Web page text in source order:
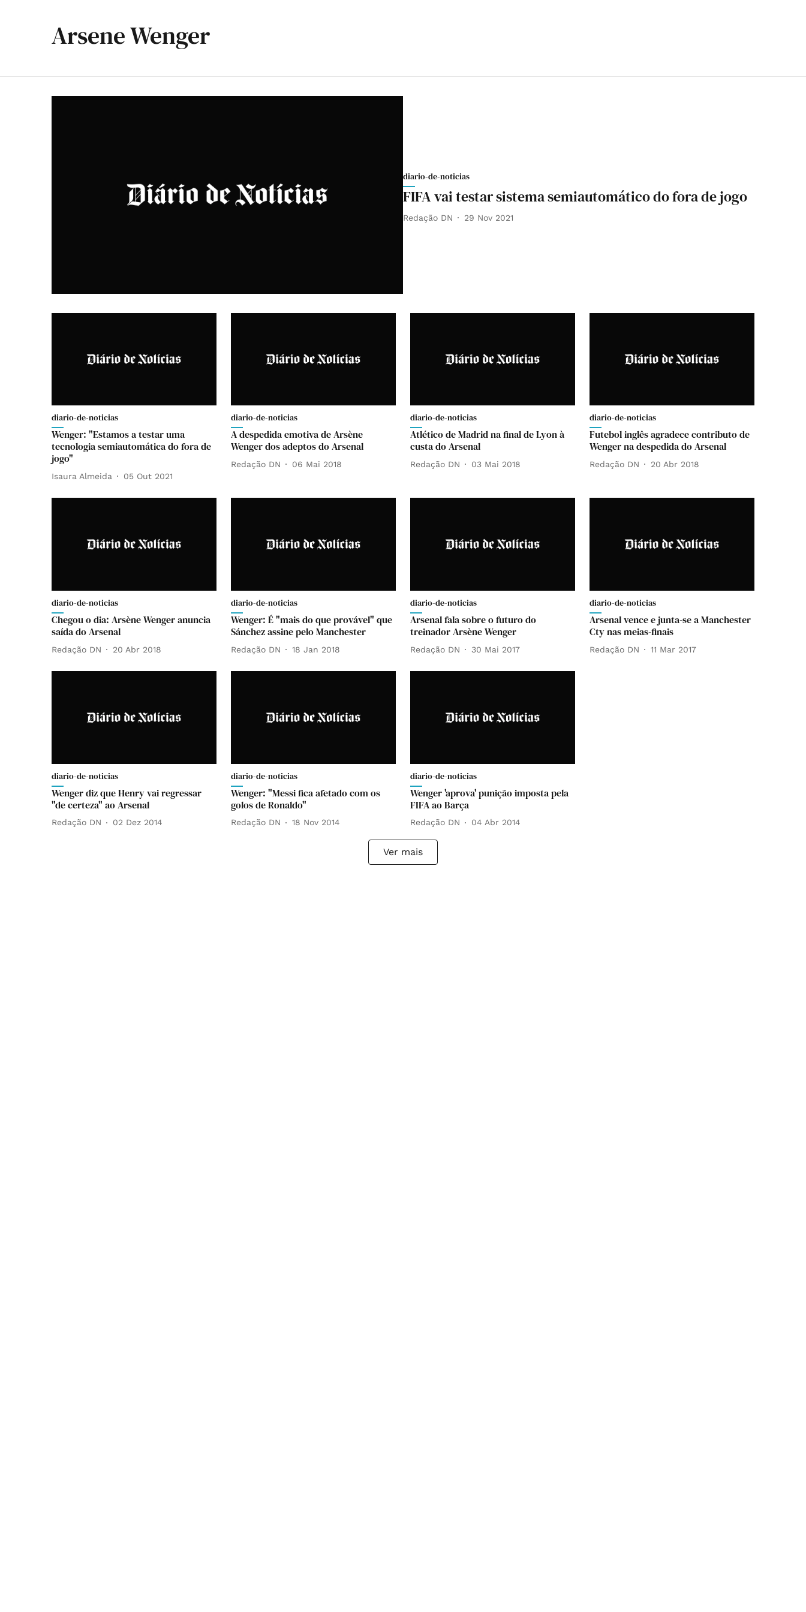
Arsene Wenger
diario-de-noticias
FIFA vai testar sistema semiautomático do fora de jogo
Redação DN 29 Nov 2021
diario-de-noticias
Wenger: "Estamos a testar uma
tecnologia semiautomática do fora de
jogo"
Isaura Almeida 05 Out 2021
diario-de-noticias
A despedida emotiva de Arsène
Wenger dos adeptos do Arsenal
Redação DN 06 Mai 2018
diario-de-noticias
Atlético de Madrid na final de Lyon à
custa do Arsenal
Redação DN 03 Mai 2018
diario-de-noticias
Futebol inglês agradece contributo de
Wenger na despedida do Arsenal
Redação DN 20 Abr 2018
diario-de-noticias
Chegou o dia: Arsène Wenger anuncia
saída do Arsenal
Redação DN 20 Abr 2018
diario-de-noticias
Wenger: É "mais do que provável" que
Sánchez assine pelo Manchester
Redação DN 18 Jan 2018
diario-de-noticias
Arsenal fala sobre o futuro do
treinador Arsène Wenger
Redação DN 30 Mai 2017
diario-de-noticias
Arsenal vence e junta-se a Manchester
Cty nas meias-finais
Redação DN 11 Mar 2017
diario-de-noticias
Wenger diz que Henry vai regressar
"de certeza" ao Arsenal
Redação DN 02 Dez 2014
diario-de-noticias
Wenger: "Messi fica afetado com os
golos de Ronaldo"
Redação DN 18 Nov 2014
diario-de-noticias
Wenger 'aprova' punição imposta pela
FIFA ao Barça
Redação DN 04 Abr 2014
Ver mais